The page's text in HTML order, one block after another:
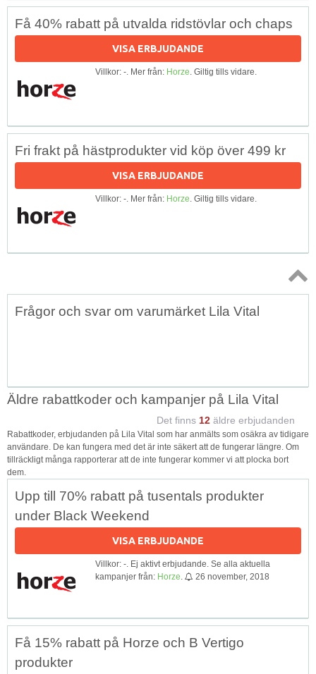
Få 40% rabatt på utvalda ridstövlar och chaps
VISA ERBJUDANDE
Villkor: -. Mer från: Horze. Giltig tills vidare.
Fri frakt på hästprodukter vid köp över 499 kr
VISA ERBJUDANDE
Villkor: -. Mer från: Horze. Giltig tills vidare.
Topp
Frågor och svar om varumärket Lila Vital
Äldre rabattkoder och kampanjer på Lila Vital
Det finns 12 äldre erbjudanden
Rabattkoder, erbjudanden på Lila Vital som har anmälts som osäkra av tidigare
användare. De kan fungera med det är inte säkert att de fungerar längre. Om
tillräckligt många rapporterar att de inte fungerar kommer vi att plocka bort
dem.
Upp till 70% rabatt på tusentals produkter
under Black Weekend
VISA ERBJUDANDE
Villkor: -. Ej aktivt erbjudande. Se alla aktuella
kampanjer från: Horze 26 november, 2018
Få 15% rabatt på Horze och B Vertigo
produkter